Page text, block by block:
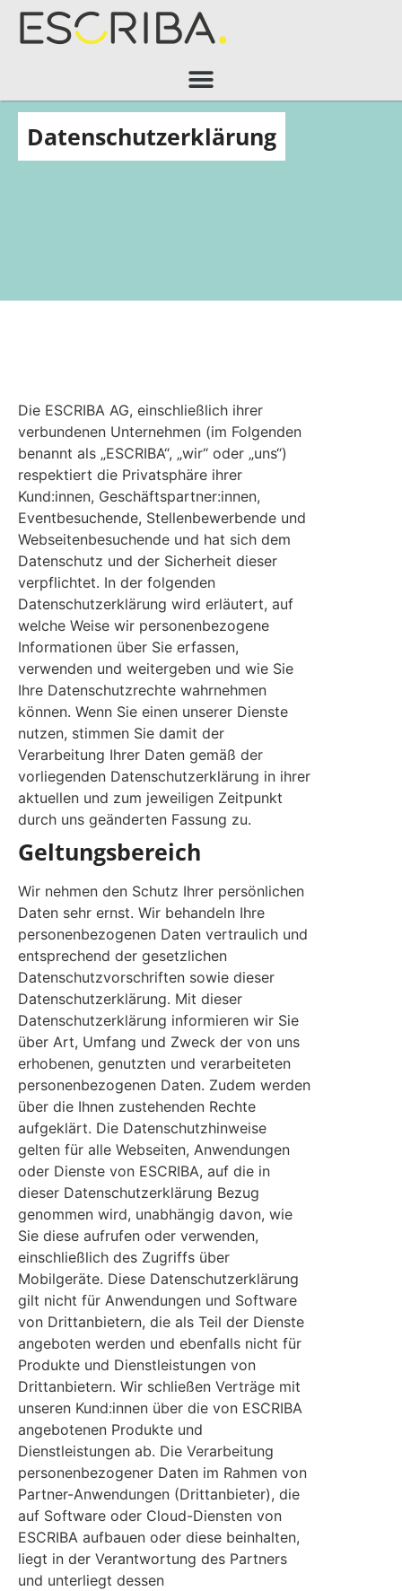
Datenschutzerklärung
Die ESCRIBA AG, einschließlich ihrer
verbundenen Unternehmen (im Folgenden
benannt als „ESCRIBA“, „wir“ oder „uns“)
respektiert die Privatsphäre ihrer
Kund:innen, Geschäftspartner:innen,
Eventbesuchende, Stellenbewerbende und
Webseitenbesuchende und hat sich dem
Datenschutz und der Sicherheit dieser
verpflichtet. In der folgenden
Datenschutzerklärung wird erläutert, auf
welche Weise wir personenbezogene
Informationen über Sie erfassen,
verwenden und weitergeben und wie Sie
Ihre Datenschutzrechte wahrnehmen
können. Wenn Sie einen unserer Dienste
nutzen, stimmen Sie damit der
Verarbeitung Ihrer Daten gemäß der
vorliegenden Datenschutzerklärung in ihrer
aktuellen und zum jeweiligen Zeitpunkt
durch uns geänderten Fassung zu.
Geltungsbereich
Wir nehmen den Schutz Ihrer persönlichen
Daten sehr ernst. Wir behandeln Ihre
personenbezogenen Daten vertraulich und
entsprechend der gesetzlichen
Datenschutzvorschriften sowie dieser
Datenschutzerklärung. Mit dieser
Datenschutzerklärung informieren wir Sie
über Art, Umfang und Zweck der von uns
erhobenen, genutzten und verarbeiteten
personenbezogenen Daten. Zudem werden
über die Ihnen zustehenden Rechte
aufgeklärt. Die Datenschutzhinweise
gelten für alle Webseiten, Anwendungen
oder Dienste von ESCRIBA, auf die in
dieser Datenschutzerklärung Bezug
genommen wird, unabhängig davon, wie
Sie diese aufrufen oder verwenden,
einschließlich des Zugriffs über
Mobilgeräte. Diese Datenschutzerklärung
gilt nicht für Anwendungen und Software
von Drittanbietern, die als Teil der Dienste
angeboten werden und ebenfalls nicht für
Produkte und Dienstleistungen von
Drittanbietern. Wir schließen Verträge mit
unseren Kund:innen über die von ESCRIBA
angebotenen Produkte und
Dienstleistungen ab. Die Verarbeitung
personenbezogener Daten im Rahmen von
Partner-Anwendungen (Drittanbieter), die
auf Software oder Cloud-Diensten von
ESCRIBA aufbauen oder diese beinhalten,
liegt in der Verantwortung des Partners
und unterliegt dessen